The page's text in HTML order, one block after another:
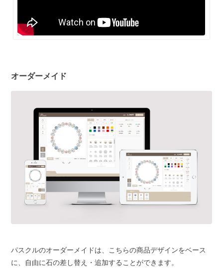
オーダーメイド
パスクルのオーダーメイドは、こちらの商品デザインをベース
に、自由に石の差し替え・追加することができます。